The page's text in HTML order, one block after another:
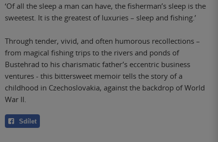
‘Of all the sleep a man can have, the fisherman’s sleep is the
sweetest. It is the greatest of luxuries – sleep and fishing.’
Through tender, vivid, and often humorous recollections –
from magical fishing trips to the rivers and ponds of
Bustehrad to his charismatic father’s eccentric business
ventures - this bittersweet memoir tells the story of a
childhood in Czechoslovakia, against the backdrop of World
War II.
Sdílet